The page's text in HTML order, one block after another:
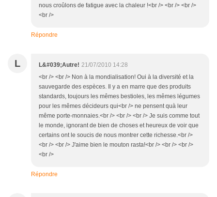
nous croûlons de fatigue avec la chaleur !<br /> <br /> <br />
<br />
Répondre
L L&#039;Autre! 21/07/2010 14:28
<br /> <br /> Non à la mondialisation! Oui à la diversité et la
sauvegarde des espèces. Il y a en marre que des produits
standards, toujours les mêmes bestioles, les mêmes légumes
pour les mêmes décideurs qui<br /> ne pensent quà leur
même porte-monnaies.<br /> <br /> <br /> Je suis comme tout
le monde, ignorant de bien de choses et heureux de voir que
certains ont le soucis de nous montrer cette richesse.<br />
<br /> <br /> J'aime bien le mouton rasta!<br /> <br /> <br />
<br />
Répondre